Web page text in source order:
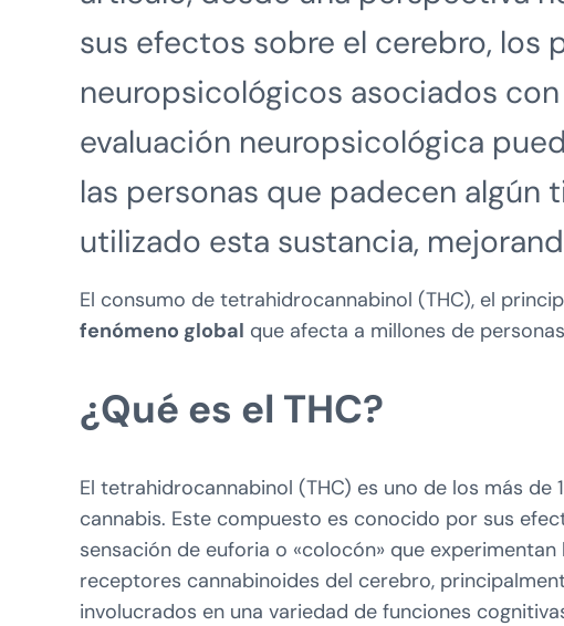
sus efectos sobre el cerebro, los
neuropsicológicos asociados
evaluación neuropsicológica
las personas que padecen algún
utilizado esta sustancia,
El consumo de tetrahidrocannabinol (THC), el
fenómeno global que afecta a millones de
¿Qué es el THC?
El tetrahidrocannabinol (THC) es uno de los más
cannabis. Este compuesto es conocido por sus
sensación de euforia o «colocón» que
receptores cannabinoides del cerebro,
involucrados en una variedad de funciones